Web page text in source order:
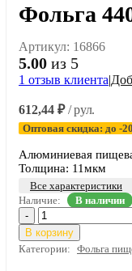
Фольга
Артикул: 16866
5.00 из 5
1 отзыв клиента|
612,44 ₽ / рул.
Оптовая скидка: до -
Алюминиевая
Толщина: 11мкм
Все характеристики
Наличие:
В наличии
-
В корзину
Категории: Фольга